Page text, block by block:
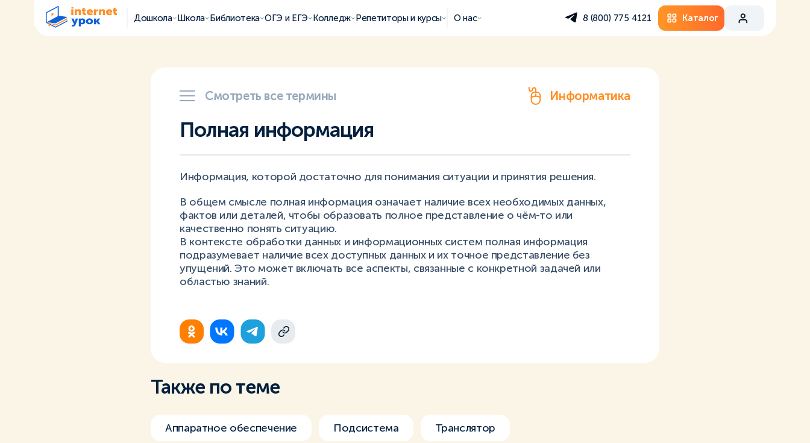
Дошкола Школа Библиотека ОГЭ и ЕГЭ Колледж Репетиторы и курсы О нас 8 (800) 775 4121 Каталог
Смотреть все термины Информатика
Полная информация
Информация, которой достаточно для понимания ситуации и принятия решения.
В общем смысле полная информация означает наличие всех необходимых данных,
фактов или деталей, чтобы образовать полное представление о чём-то или
качественно понять ситуацию.
В контексте обработки данных и информационных систем полная информация
подразумевает наличие всех доступных данных и их точное представление без
упущений. Это может включать все аспекты, связанные с конкретной задачей или
областью знаний.
Также по теме
Аппаратное обеспечение Подсистема Транслятор